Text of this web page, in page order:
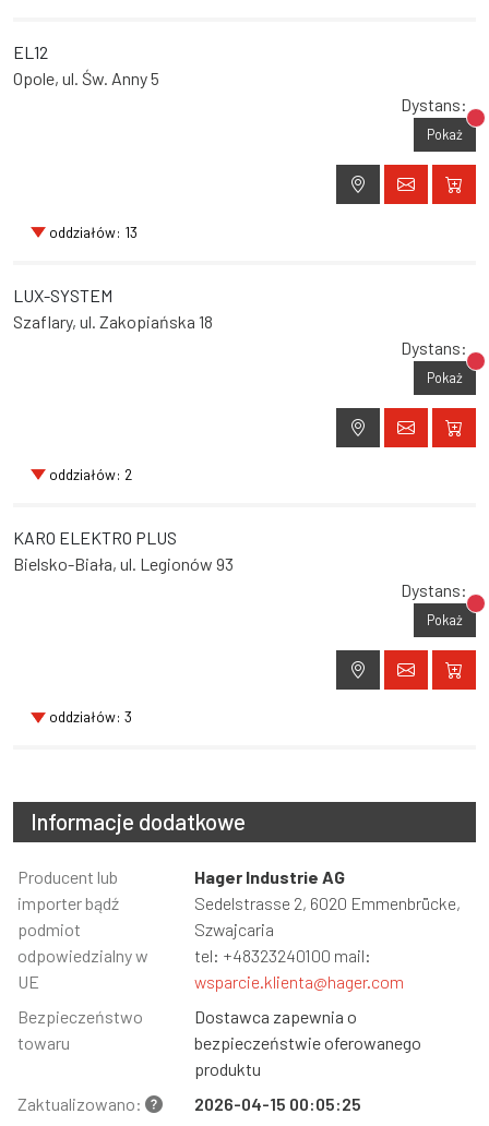
EL12
Opole, ul. Św. Anny 5
Dystans:
Pokaż
oddziałów: 13
LUX-SYSTEM
Szaflary, ul. Zakopiańska 18
Dystans:
Pokaż
oddziałów: 2
KARO ELEKTRO PLUS
Bielsko-Biała, ul. Legionów 93
Dystans:
Pokaż
oddziałów: 3
Informacje dodatkowe
Informacja
Wartość
Producent lub
importer bądź
podmiot
odpowiedzialny w
UE
Hager Industrie AG
Sedelstrasse 2, 6020 Emmenbrücke,
Szwajcaria
tel: +48323240100 mail:
wsparcie.klienta@hager.com
Bezpieczeństwo
towaru
Dostawca zapewnia o
bezpieczeństwie oferowanego
produktu
Zaktualizowano:
2026-04-15 00:05:25